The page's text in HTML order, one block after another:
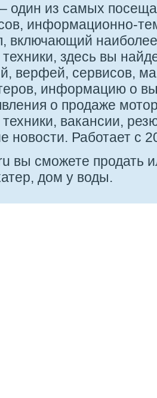
– один из самых
информационно-
включающий
здесь вы
верфей, сервисов,
информацию о
о продаже
вакансии,
новости. Работает с
вы сможете продать
дом у воды.